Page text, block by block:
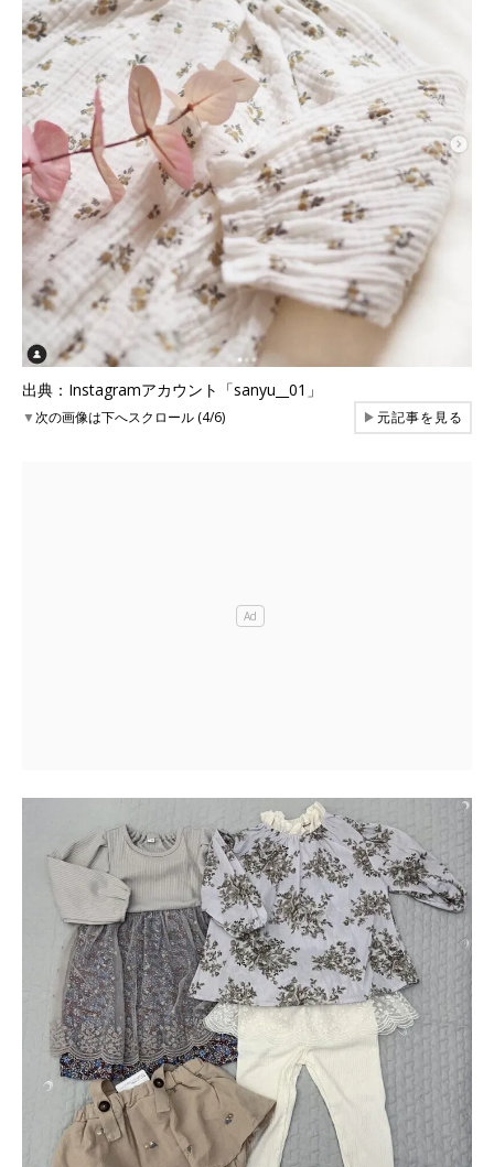
出典：Instagramアカウント「sanyu__01」
▼次の画像は下へスクロール (4/6) ▶元記事を見る